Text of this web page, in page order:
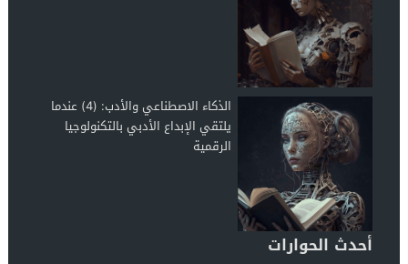
الذكاء الاصطناعي والأدب: (4) عندما
يلتقي الإبداع الأدبي بالتكنولوجيا
الرقمية
أحدث الحوارات